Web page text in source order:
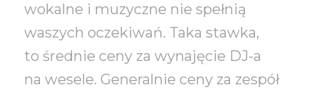
wokalne i muzyczne nie spełnią
waszych oczekiwań. Taka stawka,
to średnie ceny za wynajęcie DJ-a
na wesele. Generalnie ceny za zespół